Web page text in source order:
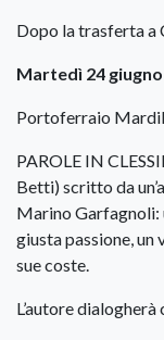
Dopo la trasferta a
Martedì 24 giugno
Portoferraio
PAROLE IN
Betti) scritto da
Marino Garfagnoli:
giusta passione, un
sue coste.
L’autore